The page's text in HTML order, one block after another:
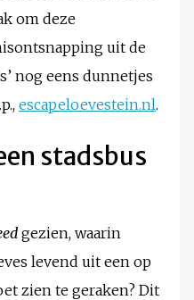
om deze
uit de
nog eens dunnetjes
escapeloevestein.nl.
stadsbus
gezien, waarin
levend uit een op
zien te geraken? Dit